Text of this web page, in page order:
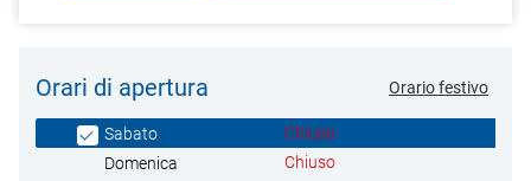
Orari di apertura Orario festivo
Giorno della settimana
Sabato
Chiuso
Domenica
Chiuso